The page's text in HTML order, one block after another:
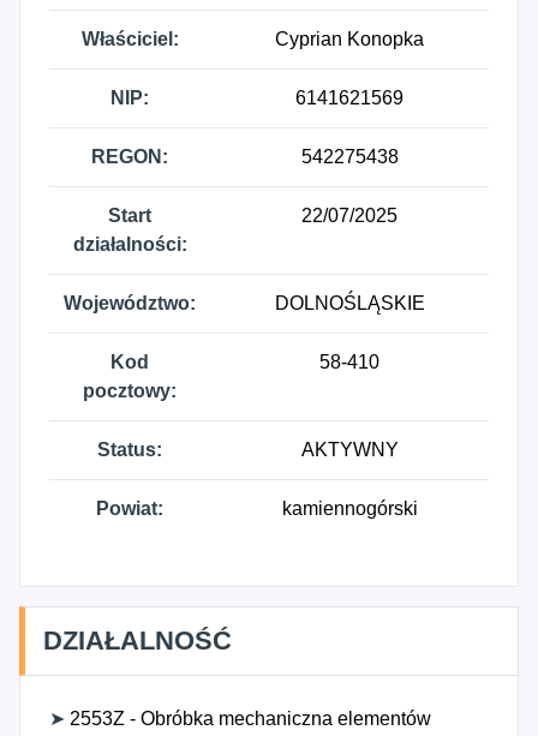
Właściciel: Cyprian Konopka
NIP: 6141621569
REGON: 542275438
Start
działalności:
22/07/2025
Województwo: DOLNOŚLĄSKIE
Kod
pocztowy:
58-410
Status: AKTYWNY
Powiat: kamiennogórski
DZIAŁALNOŚĆ
➤ 2553Z - Obróbka mechaniczna elementów